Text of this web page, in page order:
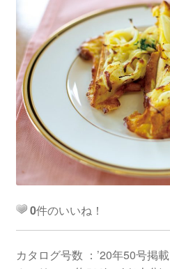
0件のいいね！
カタログ号数 ：’20年50号掲載